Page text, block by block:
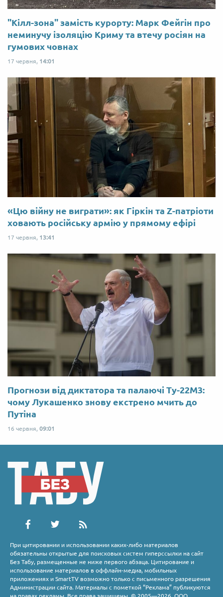
"Кілл-зона" замість курорту: Марк Фейгін про
неминучу ізоляцію Криму та втечу росіян на
гумових човнах
17 червня, 14:01
«Цю війну не виграти»: як Гіркін та Z-патріоти
ховають російську армію у прямому ефірі
17 червня, 13:41
Прогнози від диктатора та палаючі Ту-22М3:
чому Лукашенко знову екстрено мчить до
Путіна
16 червня, 09:01
При цитировании и использовании каких-либо материалов
обязательны открытые для поисковых систем гиперссылки на сайт
Без Табу, размещенные не ниже первого абзаца. Цитирование и
использование материалов в оффлайн-медиа, мобильных
приложениях и SmartTV возможно только с письменного разрешения
Администрации сайта. Материалы с пометкой “Реклама” публикуются
на правах рекламы. Все права защищены. © 2005—2026, ООО